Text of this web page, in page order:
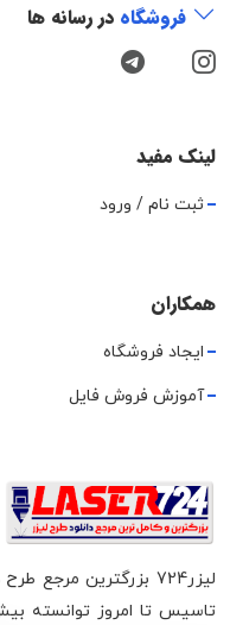
فروشگاه در رسانه ها
لینک مفید
ثبت نام / ورود
همکاران
ایجاد فروشگاه
آموزش فروش فایل
لیزر724 بزرگترین
تاسیس تا امروز توانسته